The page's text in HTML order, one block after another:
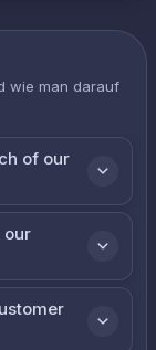
wie man darauf
of our
our